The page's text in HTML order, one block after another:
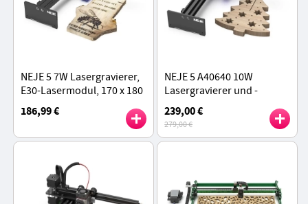
NEJE 5 7W Lasergravierer,
E30-Lasermodul, 170 x 180
mm, 0,04 x 0,06 mm
Laserpunkt, Lüfter
186,99 €
NEJE 5 A40640 10W
Lasergravierer und -
schneider, 300 mm/s
Geschwindigkeit, 170 x 180
mm Arbeitsbereich, CNC-
Metallkonstruktion
239,00 €
279,00 €